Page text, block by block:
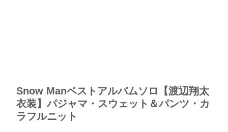
Snow Manベストアルバムソロ【渡辺翔太
衣装】パジャマ・スウェット＆パンツ・カ
ラフルニット